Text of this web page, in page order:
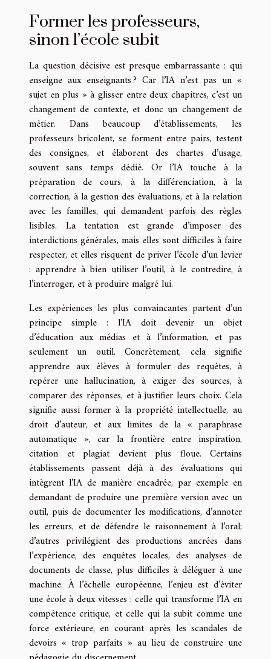
Former les professeurs,
sinon l’école subit
La question décisive est presque embarrassante : qui
enseigne aux enseignants ? Car l’IA n’est pas un «
sujet en plus » à glisser entre deux chapitres, c’est un
changement de contexte, et donc un changement de
métier. Dans beaucoup d’établissements, les
professeurs bricolent, se forment entre pairs, testent
des consignes, et élaborent des chartes d’usage,
souvent sans temps dédié. Or l’IA touche à la
préparation de cours, à la différenciation, à la
correction, à la gestion des évaluations, et à la relation
avec les familles, qui demandent parfois des règles
lisibles. La tentation est grande d’imposer des
interdictions générales, mais elles sont difficiles à faire
respecter, et elles risquent de priver l’école d’un levier
: apprendre à bien utiliser l’outil, à le contredire, à
l’interroger, et à produire malgré lui.
Les expériences les plus convaincantes partent d’un
principe simple : l’IA doit devenir un objet
d’éducation aux médias et à l’information, et pas
seulement un outil. Concrètement, cela signifie
apprendre aux élèves à formuler des requêtes, à
repérer une hallucination, à exiger des sources, à
comparer des réponses, et à justifier leurs choix. Cela
signifie aussi former à la propriété intellectuelle, au
droit d’auteur, et aux limites de la « paraphrase
automatique », car la frontière entre inspiration,
citation et plagiat devient plus floue. Certains
établissements passent déjà à des évaluations qui
intègrent l’IA de manière encadrée, par exemple en
demandant de produire une première version avec un
outil, puis de documenter les modifications, d’annoter
les erreurs, et de défendre le raisonnement à l’oral;
d’autres privilégient des productions ancrées dans
l’expérience, des enquêtes locales, des analyses de
documents de classe, plus difficiles à déléguer à une
machine. À l’échelle européenne, l’enjeu est d’éviter
une école à deux vitesses : celle qui transforme l’IA en
compétence critique, et celle qui la subit comme une
force extérieure, en courant après les scandales de
devoirs « trop parfaits » au lieu de construire une